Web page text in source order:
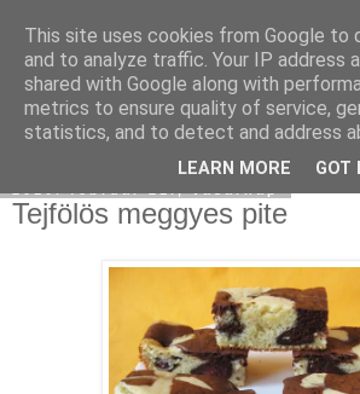
Moha Konyha
Tejfölös meggyes pite
This site uses cookies from Google to
and to analyze traffic. Your IP address
shared with Google along with
metrics to ensure quality of service,
statistics, and to detect and address
LEARN MORE GOT